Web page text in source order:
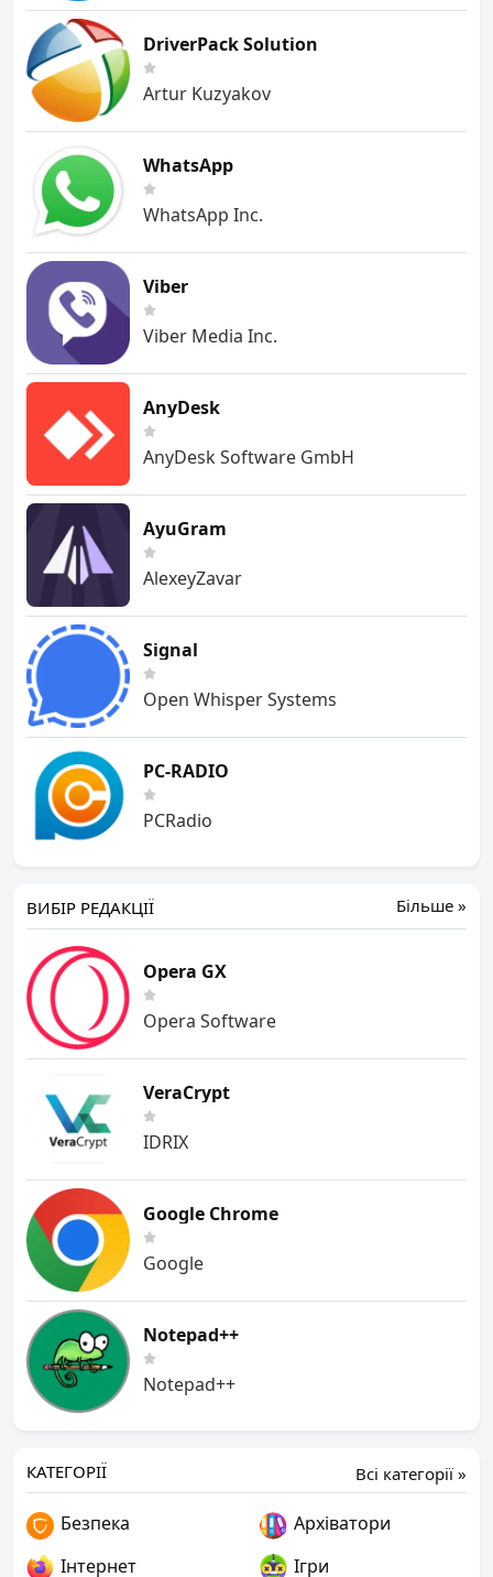
DriverPack Solution
Artur Kuzyakov
WhatsApp
WhatsApp Inc.
Viber
Viber Media Inc.
AnyDesk
AnyDesk Software GmbH
AyuGram
AlexeyZavar
Signal
Open Whisper Systems
PC-RADIO
PCRadio
Більше »
ВИБІР РЕДАКЦІЇ
Opera GX
Opera Software
VeraCrypt
IDRIX
Google Chrome
Google
Notepad++
Notepad++
Всі категорії »
КАТЕГОРІЇ
Безпека
Архіватори
Інтернет
Ігри